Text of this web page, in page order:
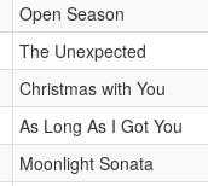
Open Season
The Unexpected
Christmas with You
As Long As I Got You
Moonlight Sonata